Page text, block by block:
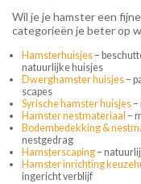
Wil je je hamster een
categorieën je beter op
Hamsterhuisjes –
natuurlijke huisjes
Dwerghamster huisjes –
scapes
Syrische hamster huisjes
Hamster nestmateriaal –
Bodembedekking &
nestgedrag
Hamsterscaping –
Hamster inrichting
ingericht verblijf